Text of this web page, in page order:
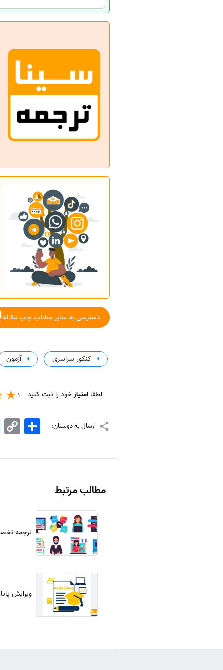
دسترسی به سایر مطالب چاپ مقاله
کنکور سراسری آزمون
لطفا امتیازخود را ثبت کنید 1
ارسال به دوستان: Copy
Link
اشتراک
مطالب مرتبط
ترجمه
ویرایش